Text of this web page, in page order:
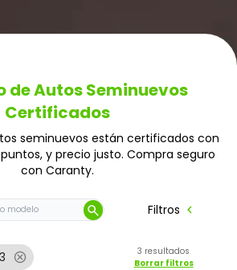
de Autos Seminuevos
Certificados
seminuevos están certificados con
y precio justo. Compra seguro
con Caranty.
marca o modelo
search Filtros chevron_left
cancel 3 resultados
Borrar filtros